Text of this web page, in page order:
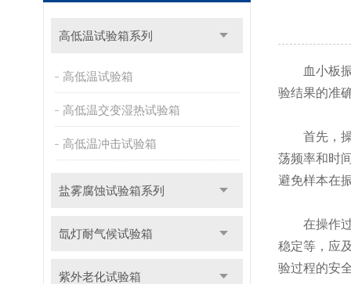
高低温试验箱系列
高低温试验箱
高低温交变湿热试验箱
高低温冲击试验箱
盐雾腐蚀试验箱系列
氙灯耐气候试验箱
紫外老化试验箱
血小板振
验结果的准
首先，操
荡频率和时
避免样本在
在操作过
稳定等，应
验过程的安